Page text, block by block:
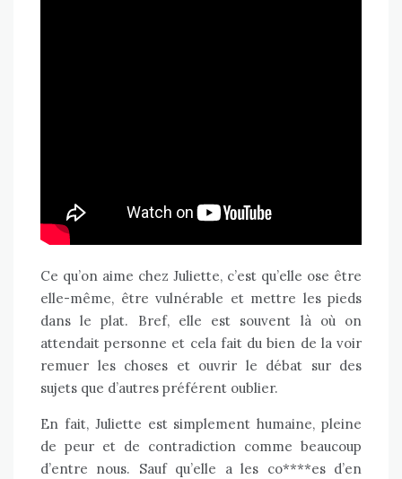
Ce qu’on aime chez Juliette, c’est qu’elle ose être
elle-même, être vulnérable et mettre les pieds
dans le plat. Bref, elle est souvent là où on
attendait personne et cela fait du bien de la voir
remuer les choses et ouvrir le débat sur des
sujets que d’autres préférent oublier.
En fait, Juliette est simplement humaine, pleine
de peur et de contradiction comme beaucoup
d’entre nous. Sauf qu’elle a les co****es d’en